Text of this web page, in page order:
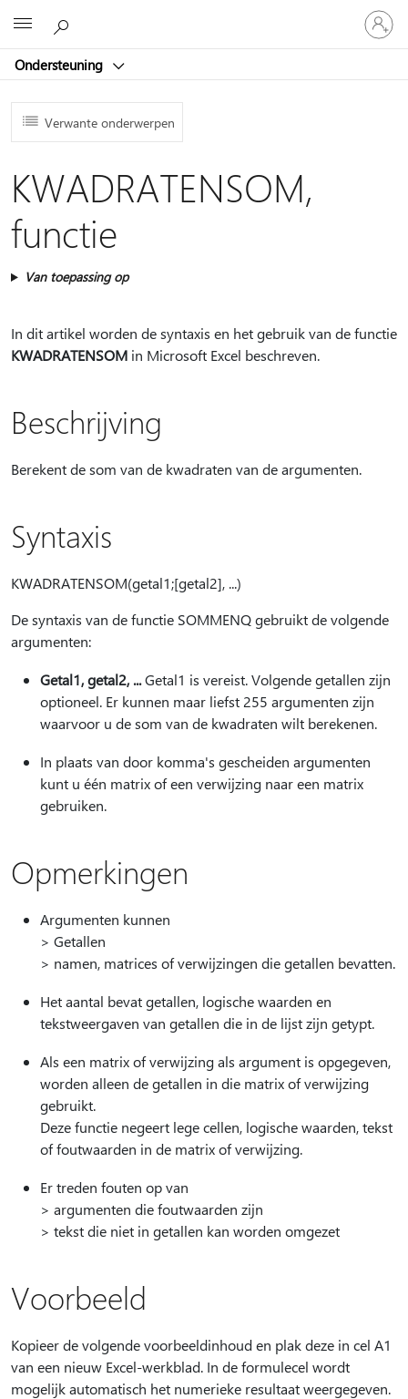
Ondersteuning
Meld
je
aan
je
Verwante onderwerpen
KWADRATENSOM,
functie
Van toepassing op
In dit artikel worden de syntaxis en het gebruik van de functie
KWADRATENSOM in Microsoft Excel beschreven.
Beschrijving
Berekent de som van de kwadraten van de argumenten.
Syntaxis
KWADRATENSOM(getal1;[getal2], ...)
De syntaxis van de functie SOMMENQ gebruikt de volgende
argumenten:
Getal1, getal2, ...Getal1 is vereist. Volgende getallen zijn
optioneel. Er kunnen maar liefst 255 argumenten zijn
waarvoor u de som van de kwadraten wilt berekenen.
In plaats van door komma's gescheiden argumenten
kunt u één matrix of een verwijzing naar een matrix
gebruiken.
Opmerkingen
Argumenten kunnen
> Getallen
> namen, matrices of verwijzingen die getallen bevatten.
Het aantal bevat getallen, logische waarden en
tekstweergaven van getallen die in de lijst zijn getypt.
Als een matrix of verwijzing als argument is opgegeven,
worden alleen de getallen in die matrix of verwijzing
gebruikt.
Deze functie negeert lege cellen, logische waarden, tekst
of foutwaarden in de matrix of verwijzing.
Er treden fouten op van
> argumenten die foutwaarden zijn
> tekst die niet in getallen kan worden omgezet
Voorbeeld
Kopieer de volgende voorbeeldinhoud en plak deze in cel A1
van een nieuw Excel-werkblad. In de formulecel wordt
mogelijk automatisch het numerieke resultaat weergegeven.